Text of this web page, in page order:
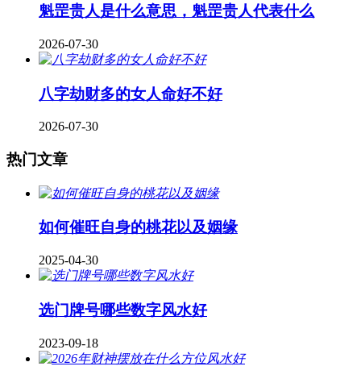
魁罡贵人是什么意思，魁罡贵人代表什么
2026-07-30
八字劫财多的女人命好不好
2026-07-30
热门文章
如何催旺自身的桃花以及姻缘
2025-04-30
​选门牌号哪些数字风水好
2023-09-18